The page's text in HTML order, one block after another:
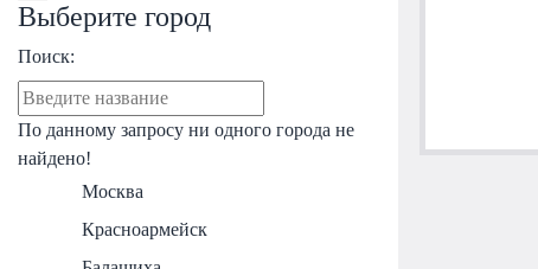
Выберите город
Поиск:
По данному запросу ни одного города не
найдено!
Москва
Красноармейск